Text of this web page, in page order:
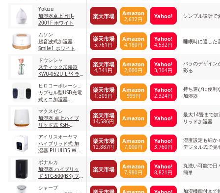
Yokizu
加湿器卓上 HTJ-
2001F ホワイト
楽天市場 Amazon
2,632円 Yahoo! シンプル設計で
ムソン
超音波式加湿器
Smile1 ホワイト
楽天市場
5,761円
Amazon
4,180円
Yahoo!
4,532円 睡眠時に適した
ドウシシャ
スティック加湿器
KWU-052U_LPK ラ
楽天市場
4,341円
Amazon
2,000円
Yahoo!
3,304円
バラのデザイン
彩る
ヒロコーポレーショ
ン
カプセル型USB充電
式ミニ加湿器
ック
楽天市場
1,309円
Amazon
999円
Yahoo!
2,324円
持ち運びに便利
加湿器
マクスゼン
加湿器 卓上ハイブ
リッド式 KSH-
楽天市場
14,586円 Amazon Yahoo!
最大14畳まで
リッド加湿器
アイリスオーヤマ
ハイブリッド式 加
湿器 PH-UH35-W 3)
楽天市場
12,887円
Amazon
7,000円
Yahoo!
3,760円
湿度設定も細か
デジタル式で見
ボナルカ
加湿器 ハイブリッ
ド STC-500(BK) ブ
楽天市場 Amazon
7,980円
Yahoo!
8,821円
丸洗い可能で日
簡単
シャープ
加湿機能付きで